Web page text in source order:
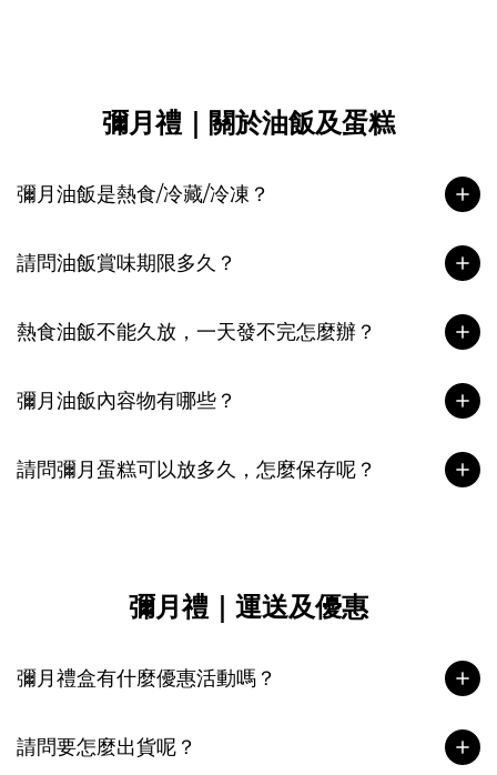
彌月禮｜關於油飯及蛋糕
彌月油飯是熱食/冷藏/冷凍？
請問油飯賞味期限多久？
熱食油飯不能久放，一天發不完怎麼辦？
彌月油飯內容物有哪些？
請問彌月蛋糕可以放多久，怎麼保存呢？
彌月禮｜運送及優惠
彌月禮盒有什麼優惠活動嗎？
請問要怎麼出貨呢？